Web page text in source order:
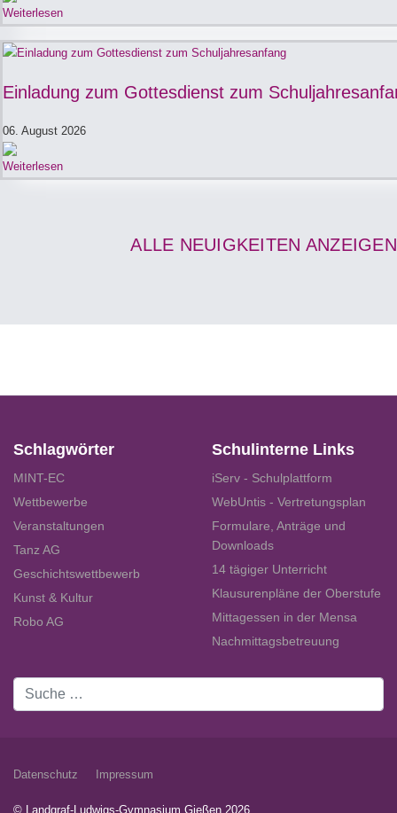
Weiterlesen
Einladung zum Gottesdienst zum
06. August 2026
Weiterlesen
ALLE NEUIGKEITEN ANZEIGEN
Schlagwörter
MINT-EC
Wettbewerbe
Veranstaltungen
Tanz AG
Geschichtswettbewerb
Kunst & Kultur
Robo AG
Schulinterne Links
iServ - Schulplattform
WebUntis - Vertretungsplan
Formulare, Anträge und
Downloads
14 tägiger Unterricht
Klausurenpläne der Oberstufe
Mittagessen in der Mensa
Nachmittagsbetreuung
Suchen
Datenschutz Impressum
© Landgraf-Ludwigs-Gymnasium Gießen 2026